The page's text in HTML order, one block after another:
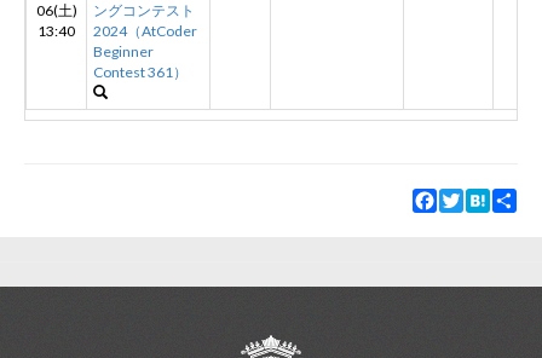
06(土)
13:40
ングコンテスト
2024（AtCoder
Beginner
Contest 361）
Facebook
TwitterHatena